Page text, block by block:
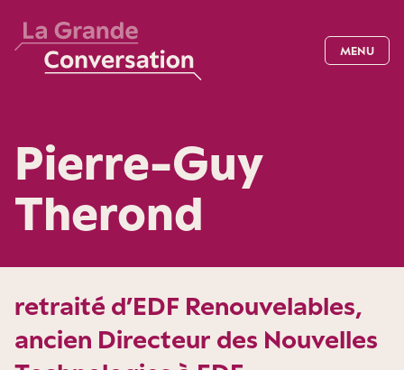
MENU
Pierre-Guy
Therond
retraité d’EDF Renouvelables,
ancien Directeur des Nouvelles